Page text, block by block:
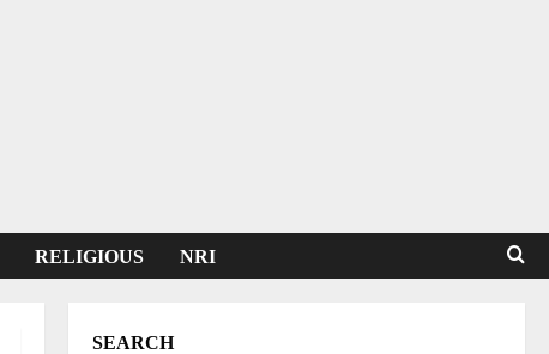
RELIGIOUS NRI
SEARCH